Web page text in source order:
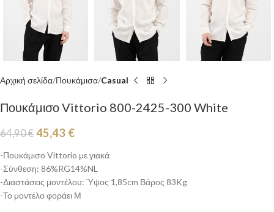
Αρχική σελίδα Πουκάμισα Casual
Πουκάμισο Vittorio 800-2425-300 White
64,90€ 45,43 €
-Πουκάμισο Vittorio με γιακά
-Σύνθεση: 86%RG14%NL
-Διαστάσεις μοντέλου: Ύψος 1,85cm Βάρος 83Kg
-Το μοντέλο φοράει Μ